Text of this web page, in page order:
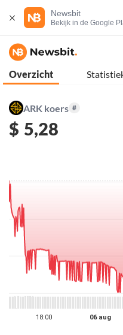
Newsbit
Bekijk in de Google
Overzicht
ARK koers #
$ 5,28